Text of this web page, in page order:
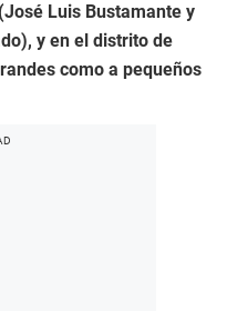
Luis Bustamante y
y en el distrito de
como a pequeños